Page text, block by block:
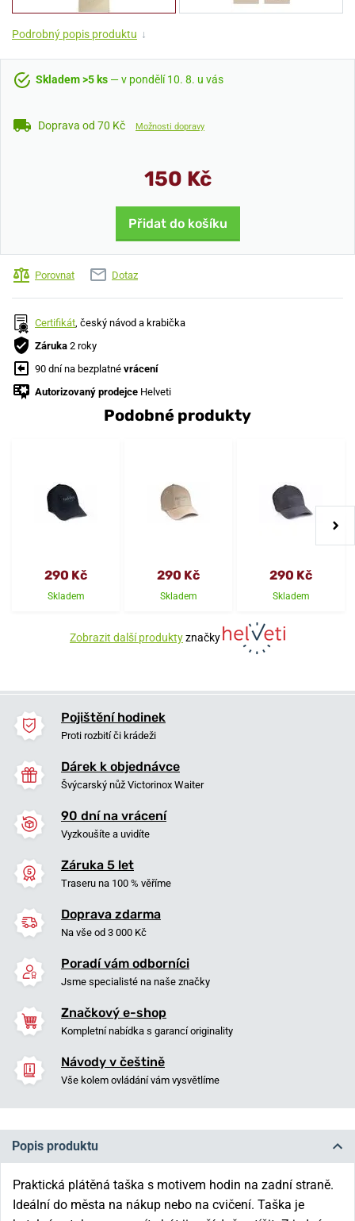
Podrobný popis produktu ↓
Skladem >5 ks — v pondělí 10. 8. u vás
Doprava od 70 Kč Možnosti dopravy
150 Kč
Přidat do košíku
Porovnat Dotaz
Certifikát, český návod a krabička
Záruka 2 roky
90 dní na bezplatné vrácení
Autorizovaný prodejce Helveti
Podobné produkty
290 Kč
Skladem
290 Kč
Skladem
290 Kč
Skladem
Zobrazit další produktyznačky
Pojištění hodinek
Proti rozbití či krádeži
Dárek k objednávce
Švýcarský nůž Victorinox Waiter
90 dní na vrácení
Vyzkoušíte a uvidíte
Záruka 5 let
Traseru na 100 % věříme
Doprava zdarma
Na vše od 3 000 Kč
Poradí vám odborníci
Jsme specialisté na naše značky
Značkový e-shop
Kompletní nabídka s garancí originality
Návody v češtině
Vše kolem ovládání vám vysvětlíme
Popis produktu
Praktická plátěná taška s motivem hodin na zadní straně.
Ideální do města na nákup nebo na cvičení. Taška je